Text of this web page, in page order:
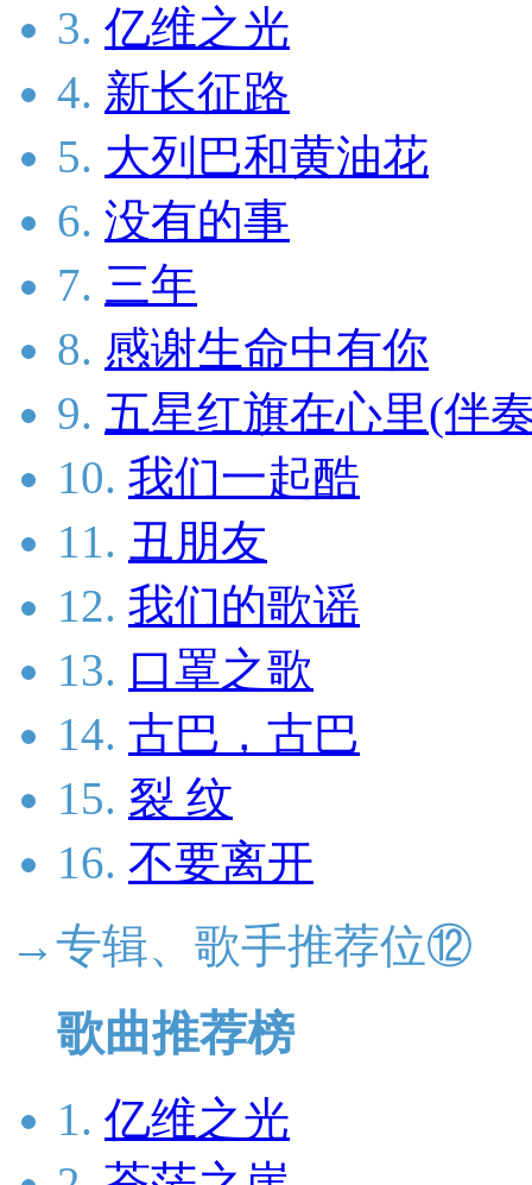
3. 亿维之光
4. 新长征路
5. 大列巴和黄油花
6. 没有的事
7. 三年
8. 感谢生命中有你
9. 五星红旗在心里(伴
10. 我们一起酷
11. 丑朋友
12. 我们的歌谣
13. 口罩之歌
14. 古巴，古巴
15. 裂 纹
16. 不要离开
→专辑、歌手推荐位⑫
歌曲推荐榜
1. 亿维之光